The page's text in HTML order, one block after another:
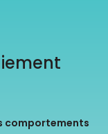
comportements